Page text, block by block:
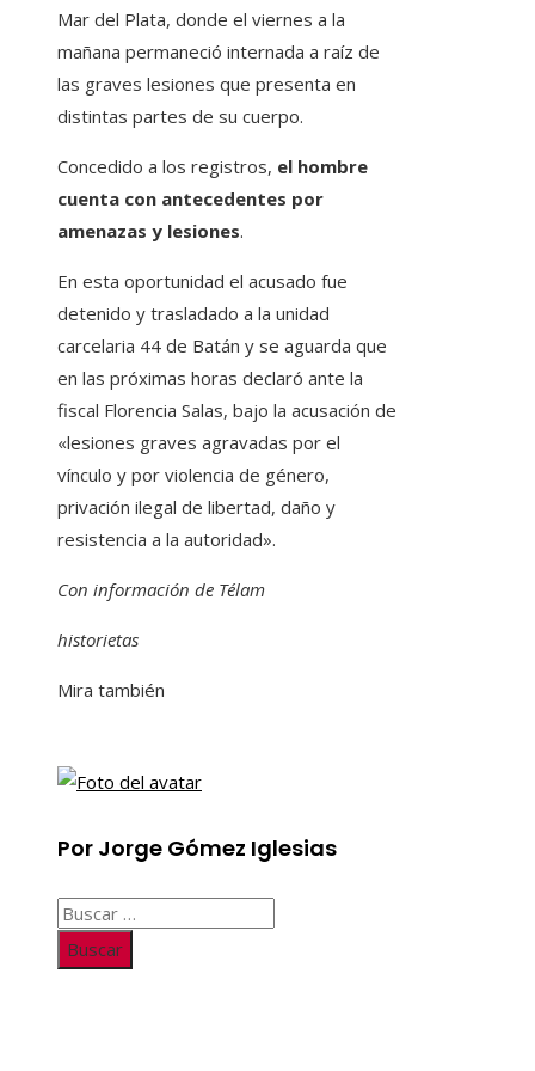
Mar del Plata, donde el viernes a la
mañana permaneció internada a raíz de
las graves lesiones que presenta en
distintas partes de su cuerpo.
Concedido a los registros, el hombre
cuenta con antecedentes por
amenazas y lesiones.
En esta oportunidad el acusado fue
detenido y trasladado a la unidad
carcelaria 44 de Batán y se aguarda que
en las próximas horas declaró ante la
fiscal Florencia Salas, bajo la acusación de
«lesiones graves agravadas por el
vínculo y por violencia de género,
privación ilegal de libertad, daño y
resistencia a la autoridad».
Con información de Télam
historietas
Mira también
Por Jorge Gómez Iglesias
Buscar: